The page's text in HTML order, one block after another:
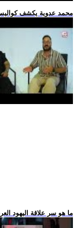
.. محمد عدوية يكشف
.. ما هو سر علاقة اليهود